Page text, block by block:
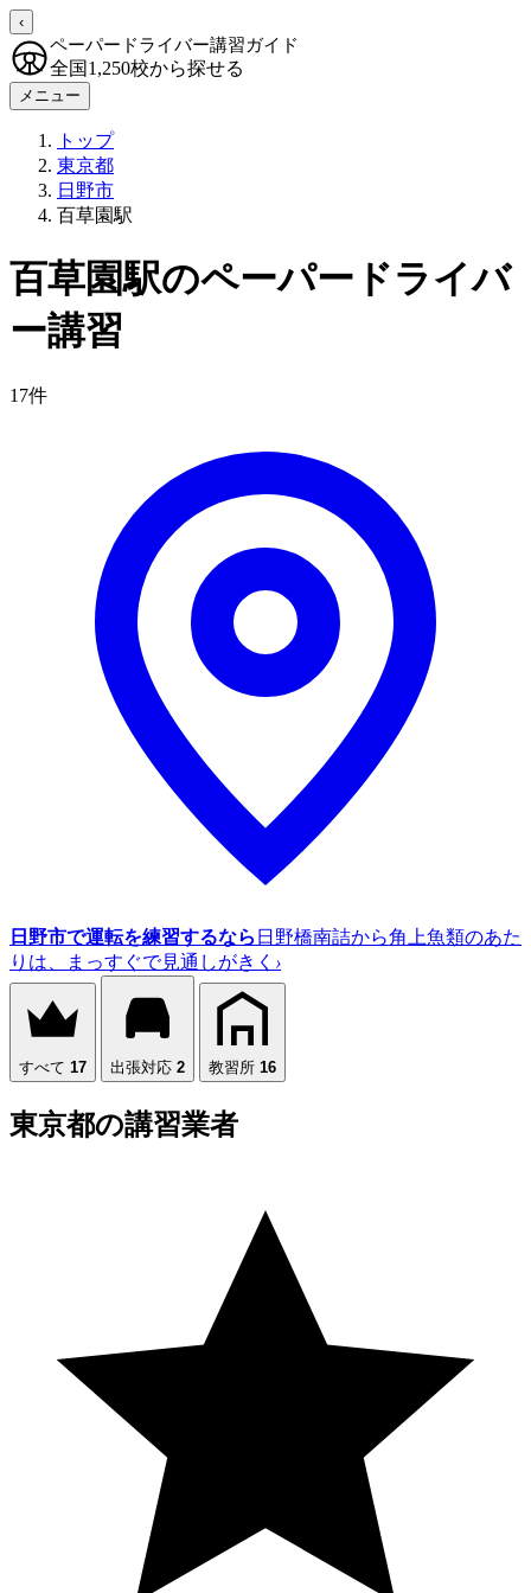
‹
ペーパードライバー講習ガイド
全国1,250校から探せる
メニュー
トップ
東京都
日野市
百草園駅
百草園駅のペーパードライバ
ー講習
17件
日野市で運転を練習するなら 日野橋南詰から角上魚類のあた
りは、まっすぐで見通しがきく ›
すべて 17 出張対応 2 教習所 16
東京都の講習業者